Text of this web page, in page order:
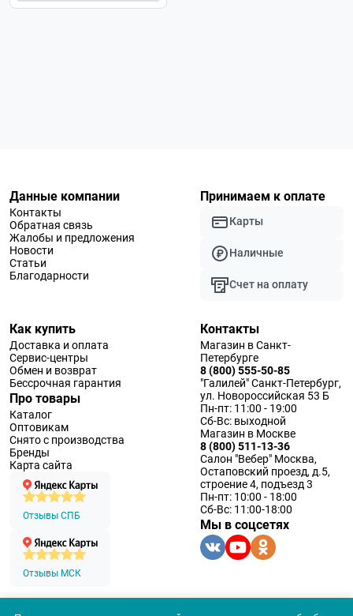
Данные компании
Контакты
Обратная связь
Жалобы и предложения
Новости
Статьи
Благодарности
Принимаем к оплате
Карты
Наличные
Счет на оплату
Как купить
Доставка и оплата
Сервис-центры
Обмен и возврат
Бессрочная гарантия
Про товары
Каталог
Оптовикам
Снято с производства
Бренды
Карта сайта
Отзывы СПБ
Отзывы МСК
Контакты
Магазин в Санкт-
Петербурге
8 (800) 555-50-85
"Галилей" Санкт-Петербург,
ул. Новороссийская 53 Б
Пн-пт: 11:00 - 19:00
Сб-Вс: выходной
Магазин в Москве
8 (800) 511-13-36
Салон "Вебер" Москва,
Остаповский проезд, д.5,
строение 4, подъезд 3
Пн-пт: 10:00 - 18:00
Сб-Вс: 11:00-18:00
Мы в соцсетях